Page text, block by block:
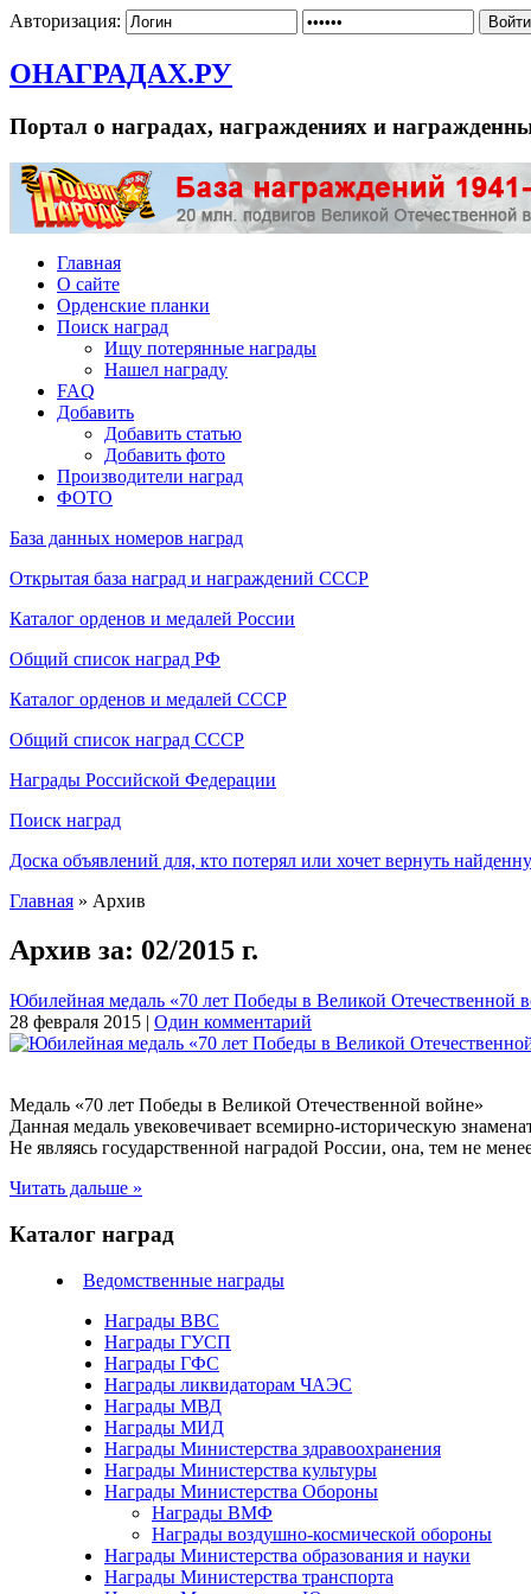
Авторизация:
ОНАГРАДАХ.РУ
Портал о наградах, награждениях и
Главная
О сайте
Орденские планки
Поиск наград
Ищу потерянные награды
Нашел награду
FAQ
Добавить
Добавить статью
Добавить фото
Производители наград
ФОТО
База данных номеров наград
Открытая база наград и награждений СССР
Каталог орденов и медалей России
Общий список наград РФ
Каталог орденов и медалей СССР
Общий список наград СССР
Награды Российской Федерации
Поиск наград
Доска объявлений для, кто потерял или хочет вернуть
Главная » Архив
Архив за: 02/2015 г.
Юбилейная медаль «70 лет Победы в Великой Отечественной
28 февраля 2015 | Один комментарий
Медаль «70 лет Победы в Великой Отечественной войне»
Данная медаль увековечивает всемирно-историческую
Не являясь государственной наградой России, она, тем не
Читать дальше »
Каталог наград
Ведомственные награды
Награды ВВС
Награды ГУСП
Награды ГФС
Награды ликвидаторам ЧАЭС
Награды МВД
Награды МИД
Награды Министерства здравоохранения
Награды Министерства культуры
Награды Министерства Обороны
Награды ВМФ
Награды воздушно-космической обороны
Награды Министерства образования и науки
Награды Министерства транспорта